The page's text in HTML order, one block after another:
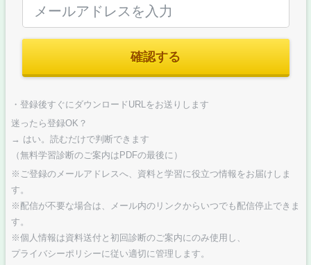
確認する
・登録後すぐにダウンロードURLをお送りします
迷ったら登録OK？
→ はい。読むだけで判断できます
（無料学習診断のご案内はPDFの最後に）
※ご登録のメールアドレスへ、資料と学習に役立つ情報をお届けしま
す。
※配信が不要な場合は、メール内のリンクからいつでも配信停止できま
す。
※個人情報は資料送付と初回診断のご案内にのみ使用し、
プライバシーポリシーに従い適切に管理します。